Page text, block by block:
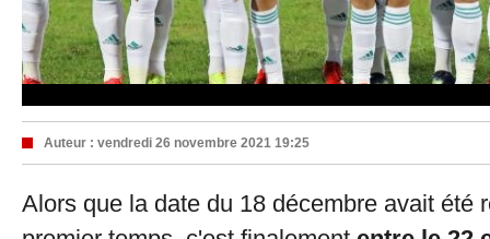
Auteur : vendredi 26 novembre 2021 19:25
Alors que la date du 18 décembre avait été